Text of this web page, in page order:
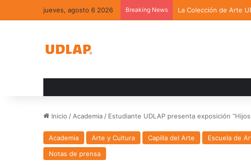
jueves, agosto 6 2026 Breaking News La Colección de Arte
Inicio / Academia / Estudiante UDLAP presenta exposición
Academia Arte y Cultura Capilla del Arte Escuela de
Notas de prensa